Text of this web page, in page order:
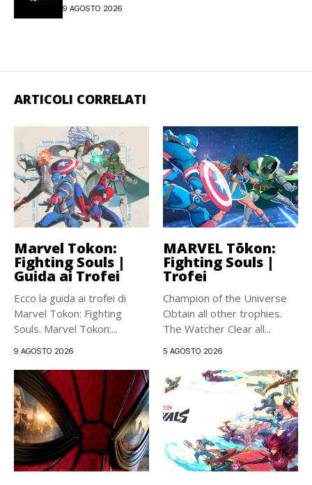
9 AGOSTO 2026
ARTICOLI CORRELATI
Marvel Tokon:
Fighting Souls |
Guida ai Trofei
Ecco la guida ai trofei di
Marvel Tokon: Fighting
Souls. Marvel Tokon:...
9 AGOSTO 2026
MARVEL Tōkon:
Fighting Souls |
Trofei
Champion of the Universe
Obtain all other trophies.
The Watcher Clear all...
5 AGOSTO 2026